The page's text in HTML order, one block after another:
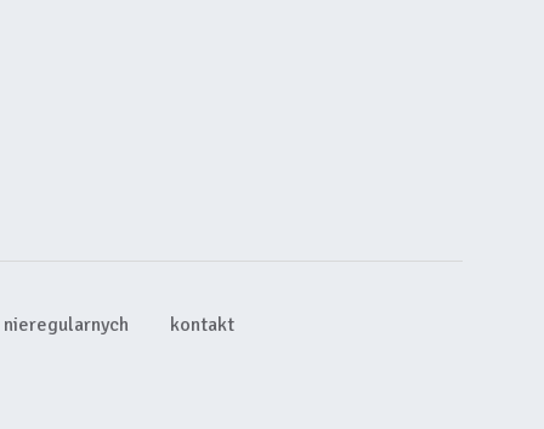
kontakt